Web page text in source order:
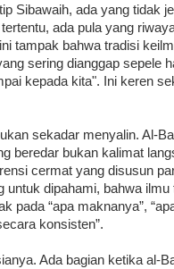
Sibawaih, ada yang tidak
ada pula yang
tampak bahwa tradisi
sering dianggap sepele
kepada kita". Ini keren
sekadar menyalin. Al-
beredar bukan kalimat
cermat yang disusun
untuk dipahami, bahwa ilmu
pada “apa maknanya”,
konsisten”.
Ada bagian ketika al-